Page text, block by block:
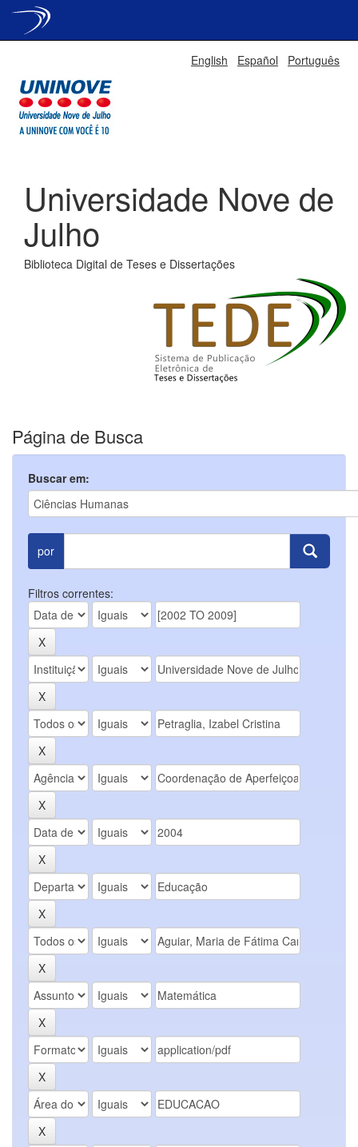
English Español Português
Universidade Nove de
Julho
Biblioteca Digital de Teses e Dissertações
Página de Busca
Buscar em:
por
Filtros correntes: